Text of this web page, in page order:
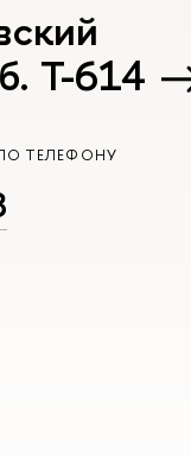
Т-614
ТЕЛЕФОНУ